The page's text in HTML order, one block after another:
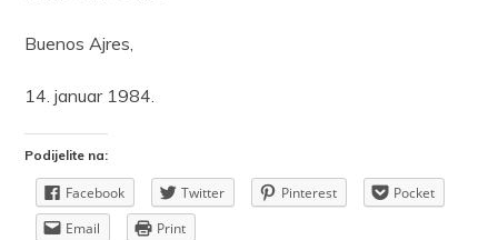
Buenos Ajres,
14. januar 1984.
Podijelite na:
Facebook Twitter Pinterest
Pocket
Email
Print